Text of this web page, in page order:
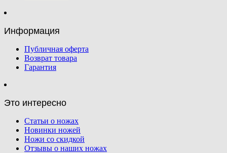
Информация
Публичная оферта
Возврат товара
Гарантия
Это интересно
Статьи о ножах
Новинки ножей
Ножи со скидкой
Отзывы о наших ножах